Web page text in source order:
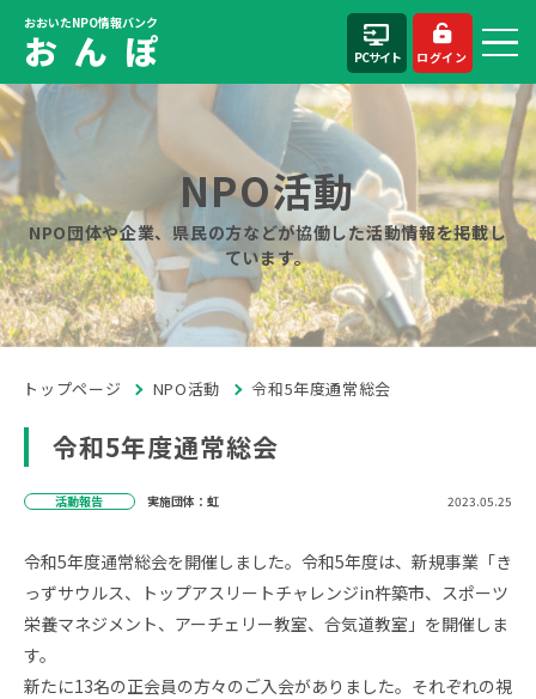
おおいたNPO情報バンク
お ん ぽ PCサイト ログイン
NPO活動
NPO団体や企業、県民の方などが協働した活動情報を掲載し
ています。
トップページ NPO活動 令和5年度通常総会
令和5年度通常総会
活動報告 実施団体：虹 2023.05.25
令和5年度通常総会を開催しました。令和5年度は、新規事業「き
っずサウルス、トップアスリートチャレンジin杵築市、スポーツ
栄養マネジメント、アーチェリー教室、合気道教室」を開催しま
す。
新たに13名の正会員の方々のご入会がありました。それぞれの視